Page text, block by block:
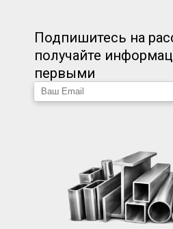
Подпишитесь на
получайте
первыми